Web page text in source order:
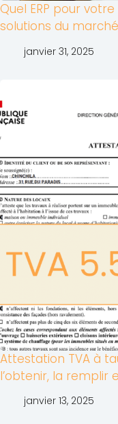
Quel ERP pour
solutions du
janvier 31, 2025
Attestation TVA à
l’obtenir, la remplir
janvier 13, 2025